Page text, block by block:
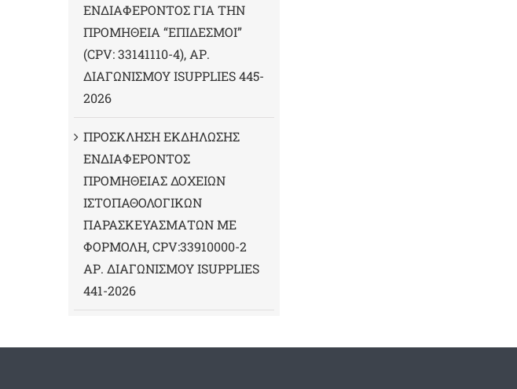
ΕΝΔΙΑΦΕΡΟΝΤΟΣ ΓΙΑ ΤΗΝ
ΠΡΟΜΗΘΕΙΑ “ΕΠΙΔΕΣΜΟΙ”
(CPV: 33141110-4), ΑΡ.
ΔΙΑΓΩΝΙΣΜΟΥ ISUPPLIES 445-
2026
ΠΡΟΣΚΛΗΣΗ ΕΚΔΗΛΩΣΗΣ
ΕΝΔΙΑΦΕΡΟΝΤΟΣ
ΠΡΟΜΗΘΕΙΑΣ ΔΟΧΕΙΩΝ
ΙΣΤΟΠΑΘΟΛΟΓΙΚΩΝ
ΠΑΡΑΣΚΕΥΑΣΜΑΤΩΝ ΜΕ
ΦΟΡΜΟΛΗ, CPV:33910000-2
ΑΡ. ΔΙΑΓΩΝΙΣΜΟΥ ΙSUPPLIES
441-2026